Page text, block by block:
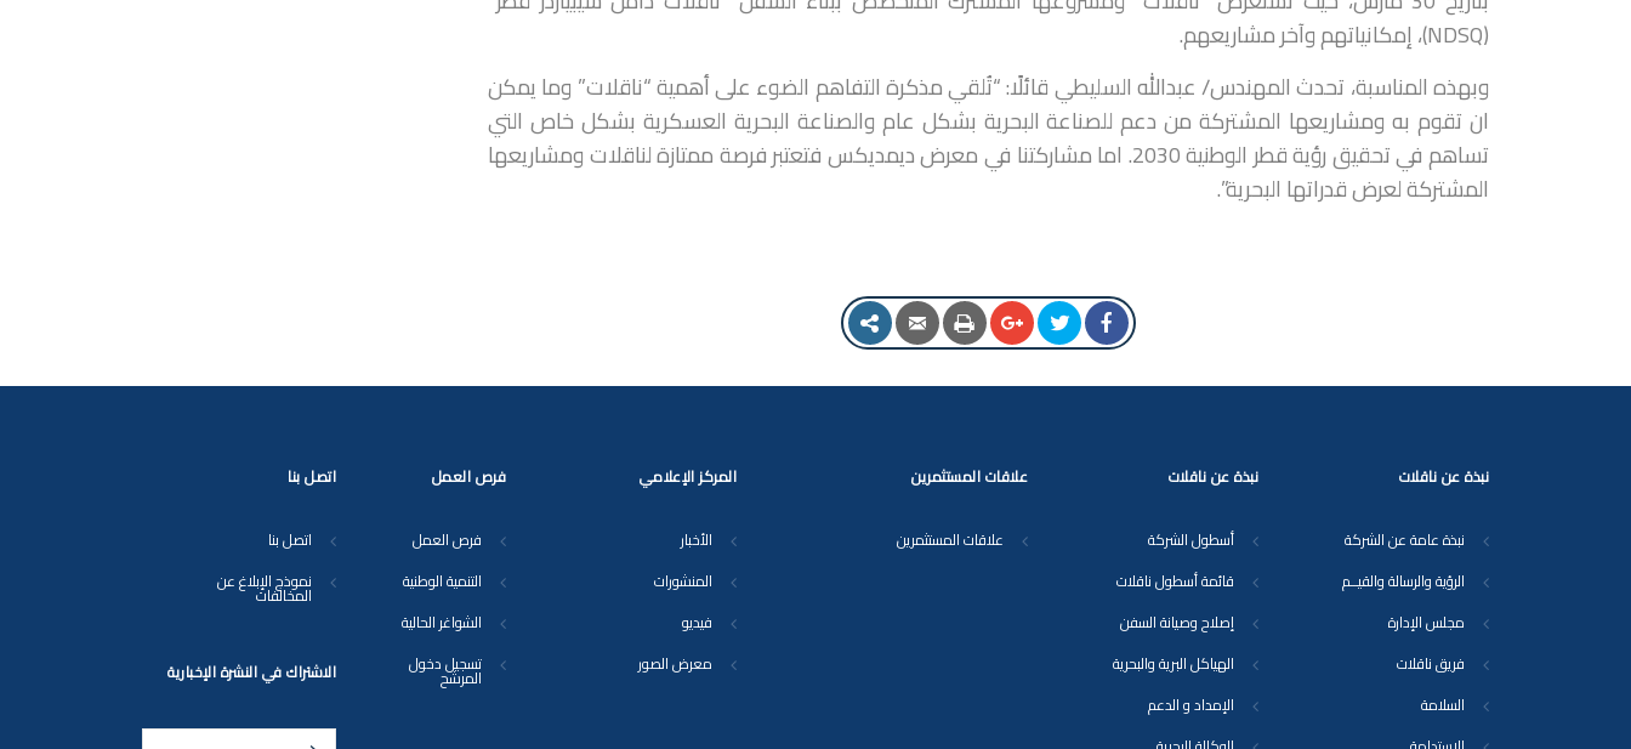
(NDSQ)، إمكانياتهم وآخر مشاريعهم.
وبهذه المناسبة، تحدث المهندس/ عبدالله السليطي قائلًا: “تُلقي مذكرة التفاهم الضوء على أهمية “ناقلات” وما يمكن
ان تقوم به ومشاريعها المشتركة من دعم للصناعة البحرية بشكل عام والصناعة البحرية العسكرية بشكل خاص التي
تساهم في تحقيق رؤية قطر الوطنية 2030. اما مشاركتنا في معرض ديمديكس فتعتبر فرصة ممتازة لناقلات ومشاريعها
المشتركة لعرض قدراتها البحرية”.
اتصل بنا
اتصل بنا
نموذج الإبلاغ عن
المخالفات
الاشتراك في النشرة الإخبارية
فرص العمل
فرص العمل
التنمية الوطنية
الشواغر الحالية
تسجيل دخول
المرشح
المركز الإعلامي
الأخبار
المنشورات
فيديو
معرض الصور
علاقات المستثمرين
علاقات المستثمرين
نبذة عن ناقلات
أسطول الشركة
قائمة أسطول ناقلات
إصلاح وصيانة السفن
الهياكل البرية والبحرية
الإمداد و الدعم
نبذة عن ناقلات
نبذة عامة عن الشركة
الرؤية والرسالة والقيــم
مجلس الإدارة
فريق ناقلات
السلامة